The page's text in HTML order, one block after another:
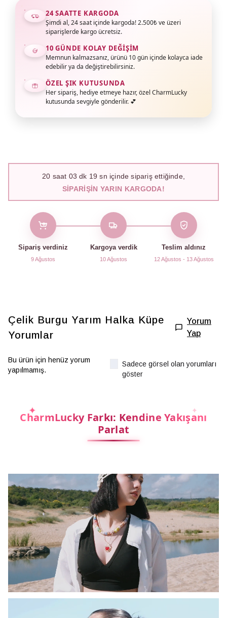
24 SAATTE KARGODA
Şimdi al, 24 saat içinde kargoda! 2.500₺ ve üzeri
siparişlerde kargo ücretsiz.
10 GÜNDE KOLAY DEĞIŞIM
Memnun kalmazsanız, ürünü 10 gün içinde kolayca iade
edebilir ya da değiştirebilirsiniz.
ÖZEL ŞIK KUTUSUNDA
Her sipariş, hediye etmeye hazır, özel CharmLucky
kutusunda sevgiyle gönderilir. 💕
20 saat 03 dk 18 sn içinde sipariş ettiğinde,
SIPARIŞIN YARIN KARGODA!
Sipariş verdiniz
9 Ağustos
Kargoya verdik
10 Ağustos
Teslim aldınız
12 Ağustos - 13 Ağustos
Çelik Burgu Yarım Halka Küpe
Yorumlar
Yorum
Yap
Bu ürün için henüz yorum
yapılmamış.
Sadece görsel olan yorumları
göster
CharmLucky Farkı: Kendine Yakışanı
Parlat